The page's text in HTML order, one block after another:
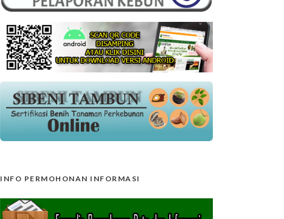
INFO PERMOHONAN INFORMASI